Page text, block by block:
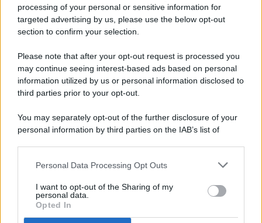
processing of your personal or sensitive information for
targeted advertising by us, please use the below opt-out
section to confirm your selection.
Please note that after your opt-out request is processed you
may continue seeing interest-based ads based on personal
information utilized by us or personal information disclosed to
third parties prior to your opt-out.
You may separately opt-out of the further disclosure of your
personal information by third parties on the IAB’s list of
This information may also be disclosed by us to third parties
disclose it to other third parties.
Personal Data Processing Opt Outs
I want to opt-out of the Sharing of my
personal data.
Opted In
© 2026 - Pianeta Design - P.IVA 04827280654 - Testata
Registrata Al Tribunale Di Nocera Inferiore N. 8/2020 - RG N.
ISCRIZIONE AL ROC N. 35792 – ISCRITTA ALL’ANSO
(ASSOCIAZIONE NAZIONALE STAMPA ONLINE)
PREFERENZE PRIVACY